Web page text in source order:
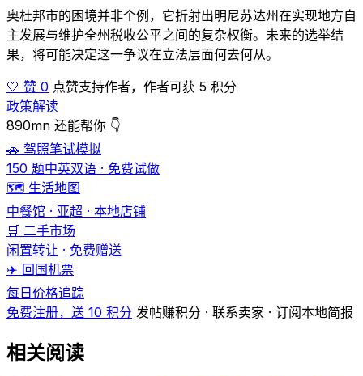
奥杜邦市的困境并非个例，它折射出明尼苏达州在实现地方自
主发展与维护全州税收公平之间的复杂权衡。未来的选举结
果，将可能决定这一争议在立法层面何去何从。
🤍 赞 0 点赞支持作者，作者可获 5 积分
政策解读
890mn 还能帮你 👇
🚗 驾照笔试模拟
150 题中英双语 · 免费试做
🗺️ 生活地图
中餐馆 · 亚超 · 本地店铺
🛒 二手市场
闲置转让 · 免费赠送
✈️ 回国机票
每日价格追踪
免费注册，送 10 积分 发帖赚积分 · 联系卖家 · 订阅本地简报
相关阅读